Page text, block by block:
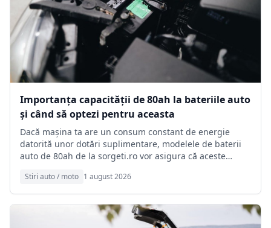
Importanța capacității de 80ah la bateriile auto
și când să optezi pentru aceasta
Dacă mașina ta are un consum constant de energie
datorită unor dotări suplimentare, modelele de baterii
auto de 80ah de la sorgeti.ro vor asigura că aceste
premature care ar putea duce la necesitatea reîncărcării
frecvente sau, mai grav, la imposibilitatea de a porni
motorul.
Stiri auto / moto 1 august 2026